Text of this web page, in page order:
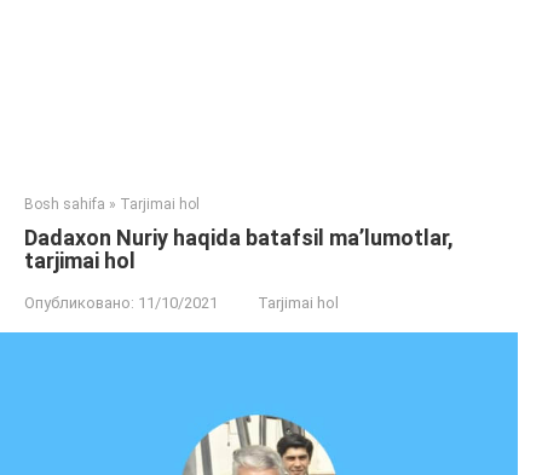
Bosh sahifa » Tarjimai hol
Dadaxon Nuriy haqida batafsil ma’lumotlar,
tarjimai hol
Опубликовано: 11/10/2021 Tarjimai hol